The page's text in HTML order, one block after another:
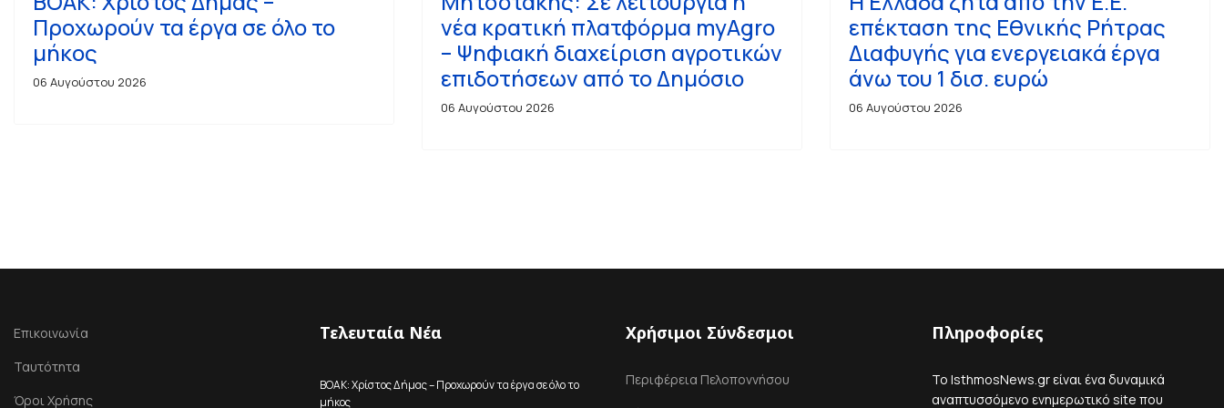
Προχωρούν τα έργα σε όλο το
μήκος
06 Αυγούστου 2026
νέα κρατική πλατφόρμα myAgro
– Ψηφιακή διαχείριση αγροτικών
επιδοτήσεων από το Δημόσιο
06 Αυγούστου 2026
επέκταση της Εθνικής Ρήτρας
Διαφυγής για ενεργειακά έργα
άνω του 1 δισ. ευρώ
06 Αυγούστου 2026
Επικοινωνία
Ταυτότητα
Όροι Χρήσης
Τελευταία Νέα
ΒΟΑΚ: Χρίστος Δήμας – Προχωρούν τα έργα σε όλο το
μήκος
Χρήσιμοι Σύνδεσμοι
Περιφέρεια Πελοποννήσου
Πληροφορίες
Το IsthmosNews.gr είναι ένα δυναμικά
αναπτυσσόμενο ενημερωτικό site που